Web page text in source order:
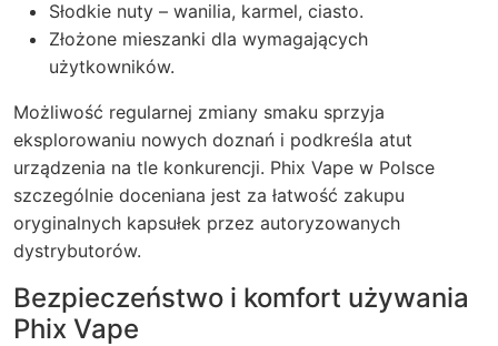
Słodkie nuty – wanilia, karmel, ciasto.
Złożone mieszanki dla wymagających
użytkowników.
Możliwość regularnej zmiany smaku sprzyja
eksplorowaniu nowych doznań i podkreśla atut
urządzenia na tle konkurencji. Phix Vape w Polsce
szczególnie doceniana jest za łatwość zakupu
oryginalnych kapsułek przez autoryzowanych
dystrybutorów.
Bezpieczeństwo i komfort używania
Phix Vape